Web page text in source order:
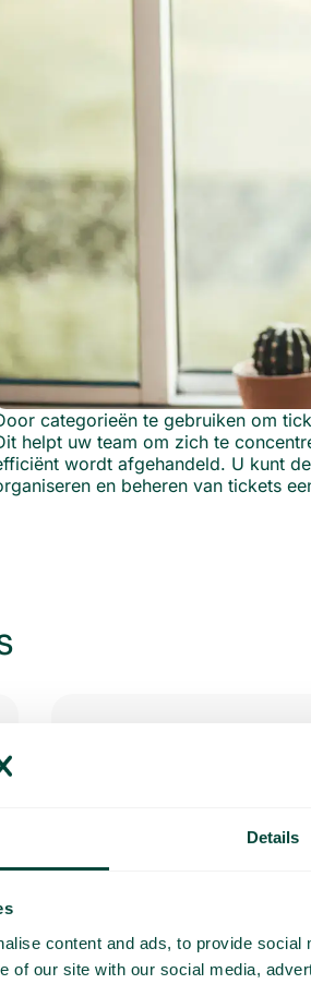
Details
content and ads, to provide
of our site with our social media,
categorieën te gebruiken om
helpt uw team om zich te
wordt afgehandeld. U kunt
en beheren van tickets